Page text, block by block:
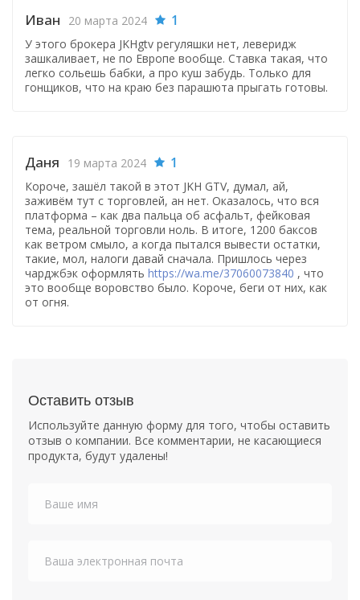
Иван 20 марта 2024 1
У этого брокера JKHgtv регуляшки нет, леверидж
зашкаливает, не по Европе вообще. Ставка такая, что
легко сольешь бабки, а про куш забудь. Только для
гонщиков, что на краю без парашюта прыгать готовы.
Даня 19 марта 2024 1
Короче, зашёл такой в этот JKH GTV, думал, ай,
заживём тут с торговлей, ан нет. Оказалось, что вся
платформа – как два пальца об асфальт, фейковая
тема, реальной торговли ноль. В итоге, 1200 баксов
как ветром смыло, а когда пытался вывести остатки,
такие, мол, налоги давай сначала. Пришлось через
чарджбэк оформлять https://wa.me/37060073840 , что
это вообще воровство было. Короче, беги от них, как
от огня.
Оставить отзыв
Используйте данную форму для того, чтобы оставить
отзыв о компании. Все комментарии, не касающиеся
продукта, будут удалены!